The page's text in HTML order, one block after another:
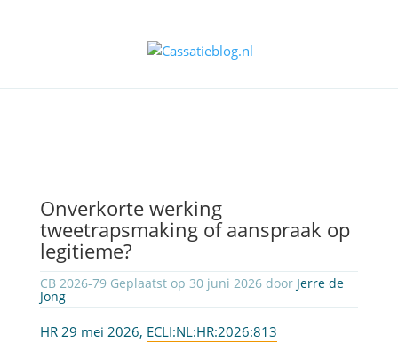
Onverkorte werking
tweetrapsmaking of aanspraak op
legitieme?
CB 2026-79 Geplaatst op 30 juni 2026 door Jerre de
Jong
HR 29 mei 2026, ECLI:NL:HR:2026:813